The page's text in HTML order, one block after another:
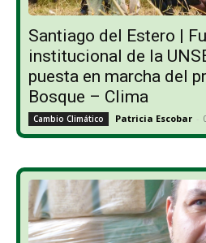
Santiago del Estero |
institucional de la
puesta en marcha del
Bosque – Clima
Cambio Climático Patricia Escobar -